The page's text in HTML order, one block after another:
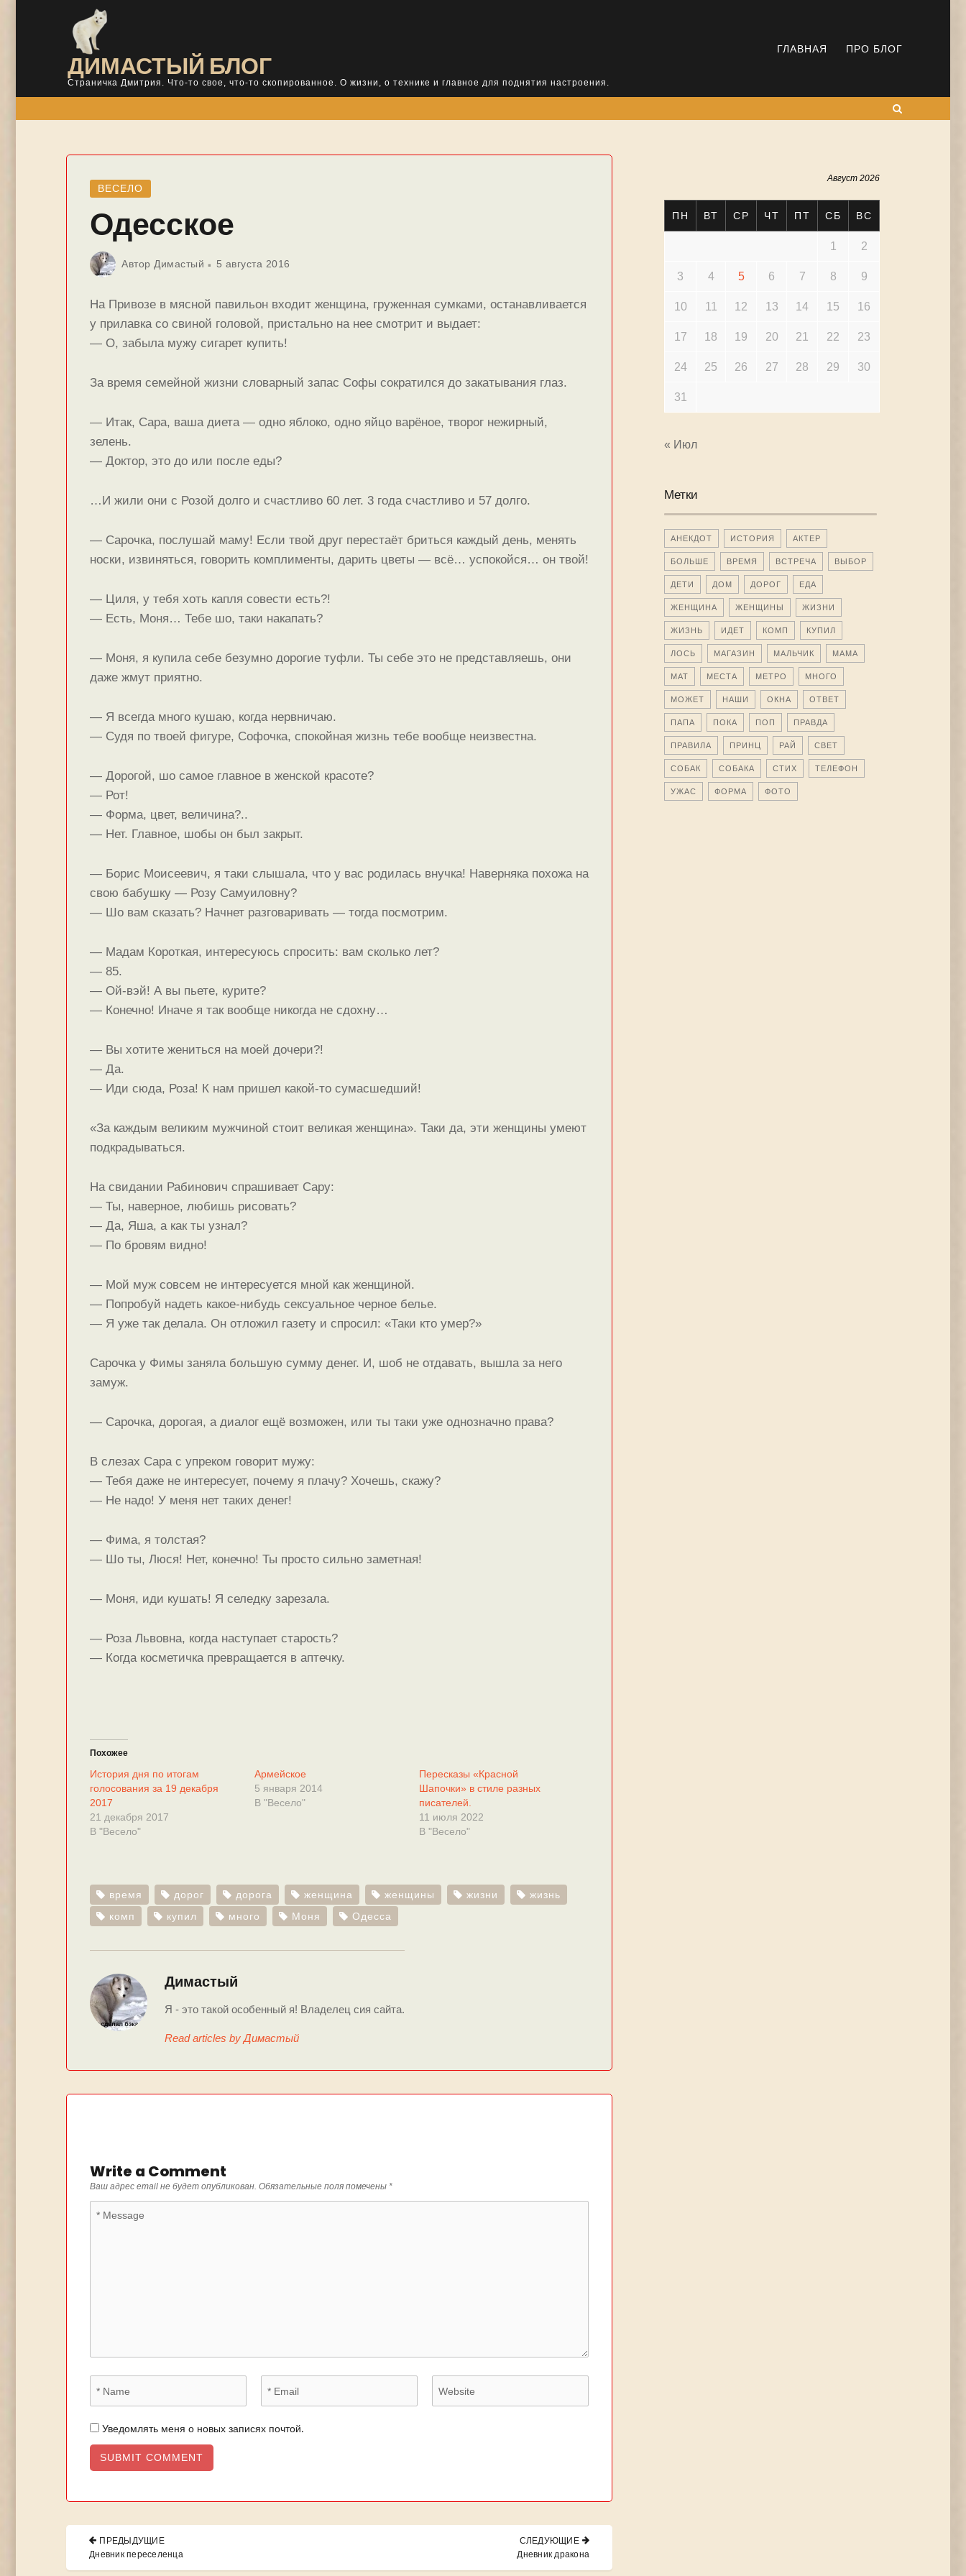
ДИМАСТЫЙ БЛОГ
Страничка Дмитрия. Что-то свое, что-то скопированное. О жизни, о технике и главное для поднятия настроения.
ГЛАВНАЯ ПРО БЛОГ
ВЕСЕЛО
Одесское
Автор Димастый 5 августа 2016
На Привозе в мясной павильон входит женщина, груженная сумками, останавливается
у прилавка со свиной головой, пристально на нее смотрит и выдает:
— О, забыла мужу сигарет купить!
За время семейной жизни словарный запас Софы сократился до закатывания глаз.
— Итак, Сара, ваша диета — одно яблоко, одно яйцо варёное, творог нежирный,
зелень.
— Доктор, это до или после еды?
…И жили они с Розой долго и счастливо 60 лет. 3 года счастливо и 57 долго.
— Сарочка, послушай маму! Если твой друг перестаёт бриться каждый день, менять
носки, извиняться, говорить комплименты, дарить цветы — всё… успокойся… он твой!
— Циля, у тебя хоть капля совести есть?!
— Есть, Моня… Тебе шо, таки накапать?
— Моня, я купила себе безумно дорогие туфли. Ты себе это не представляешь, они
даже жмут приятно.
— Я всегда много кушаю, когда нервничаю.
— Судя по твоей фигуре, Софочка, спокойная жизнь тебе вообще неизвестна.
— Дорогой, шо самое главное в женской красоте?
— Рот!
— Форма, цвет, величина?..
— Нет. Главное, шобы он был закрыт.
— Борис Моисеевич, я таки слышала, что у вас родилась внучка! Наверняка похожа на
свою бабушку — Розу Самуиловну?
— Шо вам сказать? Начнет разговаривать — тогда посмотрим.
— Мадам Короткая, интересуюсь спросить: вам сколько лет?
— 85.
— Ой-вэй! А вы пьете, курите?
— Конечно! Иначе я так вообще никогда не сдохну…
— Вы хотите жениться на моей дочери?!
— Да.
— Иди сюда, Роза! К нам пришел какой-то сумасшедший!
«За каждым великим мужчиной стоит великая женщина». Таки да, эти женщины умеют
подкрадываться.
На свидании Рабинович спрашивает Сару:
— Ты, наверное, любишь рисовать?
— Да, Яша, а как ты узнал?
— По бровям видно!
— Мой муж совсем не интересуется мной как женщиной.
— Попробуй надеть какое-нибудь сексуальное черное белье.
— Я уже так делала. Он отложил газету и спросил: «Таки кто умер?»
Сарочка у Фимы заняла большую сумму денег. И, шоб не отдавать, вышла за него
замуж.
— Сарочка, дорогая, а диалог ещё возможен, или ты таки уже однозначно права?
В слезах Cара с упреком говорит мужу:
— Тебя даже не интересует, почему я плачу? Хочешь, скажу?
— Не надо! У меня нет таких денег!
— Фима, я толстая?
— Шо ты, Люся! Нет, конечно! Ты просто сильно заметная!
— Моня, иди кушать! Я селедку зарезала.
— Роза Львовна, когда наступает старость?
— Когда косметичка превращается в аптечку.
Похожее
История дня по итогам
голосования за 19 декабря
2017
21 декабря 2017
В "Весело"
Армейское
5 января 2014
В "Весело"
Пересказы «Красной
Шапочки» в стиле разных
писателей.
11 июля 2022
В "Весело"
время дорог дорога женщина женщины жизни
жизнь
комп
купил много Моня Одесса
Димастый
Я - это такой особенный я! Владелец сия сайта.
Read articles by Димастый
Write a Comment
Ваш адрес email не будет опубликован. Обязательные поля помечены *
Уведомлять меня о новых записях почтой.
Навигация
по
ПРЕДЫДУЩИЕ
PREVIOUS
POST:
Дневник переселенца
СЛЕДУЮЩИЕ
NEXT
POST:
Дневник дракона
Август 2026
ПН ВТ СР ЧТ ПТ СБ ВС
1 2
3 4 5 6 7 8 9
10 11 12 13 14 15 16
17 18 19 20 21 22 23
24 25 26 27 28 29 30
31
« Июл
Метки
АНЕКДОТ ИСТОРИЯ АКТЕР
БОЛЬШЕ ВРЕМЯ ВСТРЕЧА ВЫБОР
ДЕТИ ДОМ ДОРОГ ЕДА
ЖЕНЩИНА ЖЕНЩИНЫ ЖИЗНИ
ЖИЗНЬ ИДЕТ КОМП КУПИЛ
ЛОСЬ МАГАЗИН МАЛЬЧИК МАМА
МАТ МЕСТА МЕТРО МНОГО
МОЖЕТ НАШИ ОКНА ОТВЕТ
ПАПА ПОКА ПОП ПРАВДА
ПРАВИЛА ПРИНЦ РАЙ СВЕТ
СОБАК СОБАКА СТИХ ТЕЛЕФОН
УЖАС ФОРМА ФОТО